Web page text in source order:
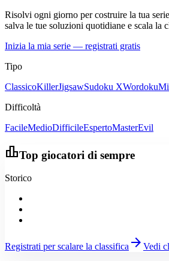
Risolvi ogni giorno per costruire la tua
salva le tue soluzioni quotidiane e scala la
Inizia la mia serie — registrati gratis
Tipo
ClassicoKillerJigsawSudoku XWordoku
Difficoltà
FacileMedioDifficileEspertoMasterEvil
leaderboardTop giocatori di sempre
Storico
Registrati per scalare la classifica arrow_forward Vedi